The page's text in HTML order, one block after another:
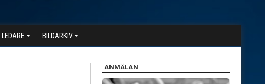
LEDARE BILDARKIV
ANMÄLAN